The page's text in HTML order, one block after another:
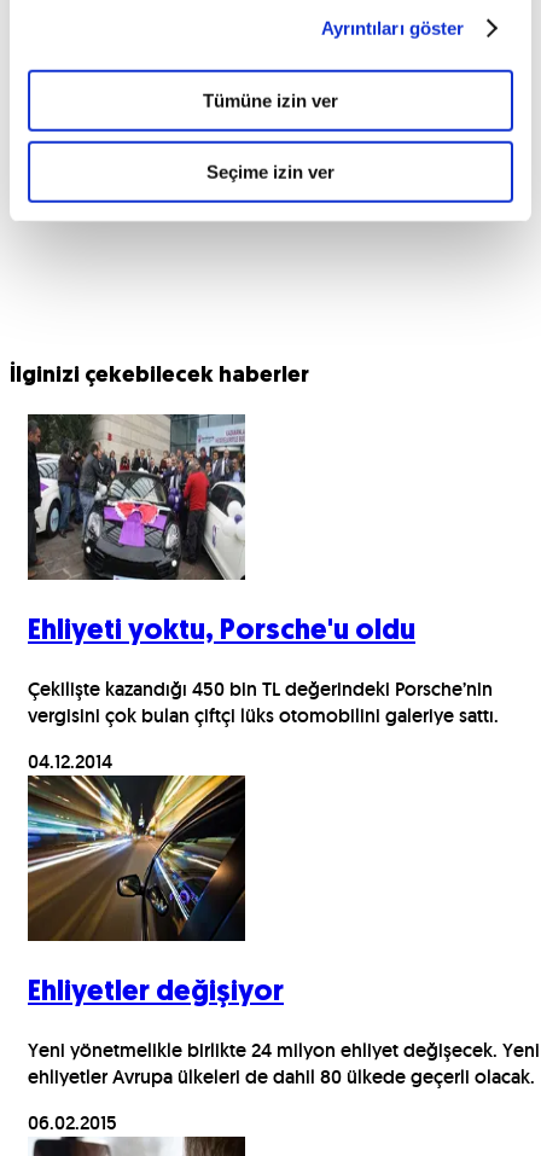
Ayrıntıları göster
Tümüne izin ver
Seçime izin ver
İlginizi çekebilecek haberler
Ehliyeti yoktu, Porsche'u oldu
Çekilişte kazandığı 450 bin TL değerindeki Porsche’nin
vergisini çok bulan çiftçi lüks otomobilini galeriye sattı.
04.12.2014
Ehliyetler değişiyor
Yeni yönetmelikle birlikte 24 milyon ehliyet değişecek. Yeni
ehliyetler Avrupa ülkeleri de dahil 80 ülkede geçerli olacak.
06.02.2015